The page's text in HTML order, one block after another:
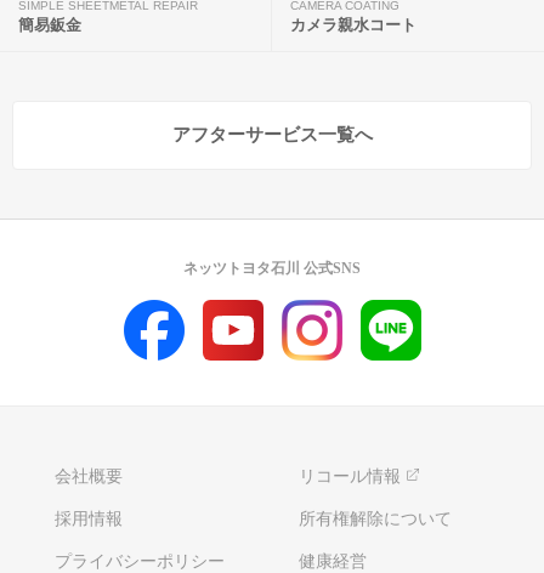
SIMPLE SHEETMETAL REPAIR
簡易鈑金
CAMERA COATING
カメラ親水コート
アフターサービス一覧へ
会社概要 リコール情報
採用情報 所有権解除について
プライバシーポリシー 健康経営
ネッツトヨタ石川 公式SNS